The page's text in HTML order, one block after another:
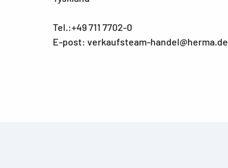
Tel.:+49 711 7702-0
E-post: verkaufsteam-handel@herma.de